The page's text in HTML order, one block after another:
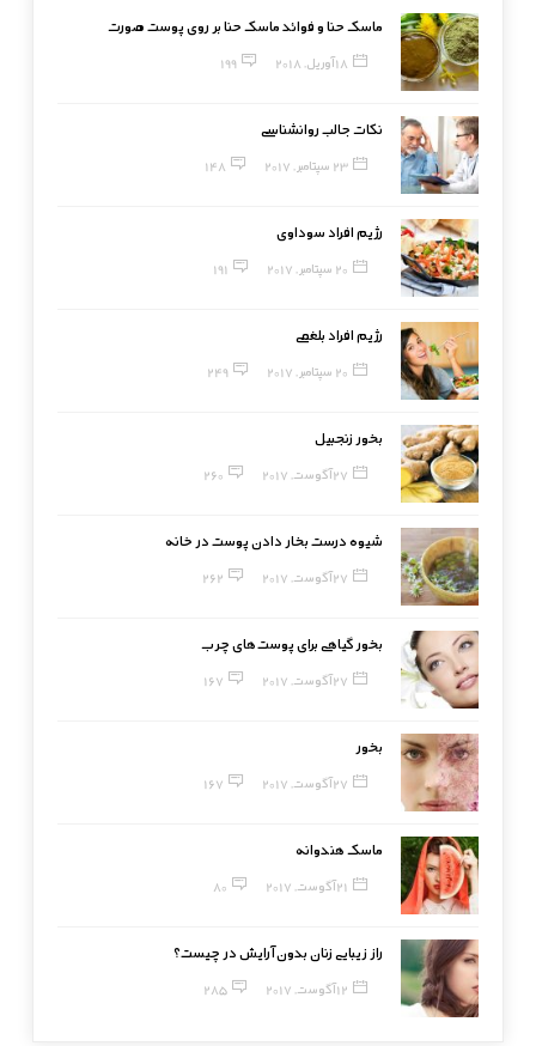
ماسک حنا و فوائد ماسک حنا بر روی پوست صورت
18 آوریل, 2018 199
نکات جالب روانشناسی
23 سپتامبر, 2017 148
رژیم افراد سوداوی
20 سپتامبر, 2017 191
رژیم افراد بلغمی
20 سپتامبر, 2017 249
بخور زنجبیل
27 آگوست, 2017 260
شیوه درست بخار دادن پوست در خانه
27 آگوست, 2017 262
بخور گیاهی برای پوست‌های چرب
27 آگوست, 2017 167
بخور
27 آگوست, 2017 167
ماسک هندوانه
21 آگوست, 2017 80
راز زیبایی زنان بدون آرایش در چیست؟
12 آگوست, 2017 285